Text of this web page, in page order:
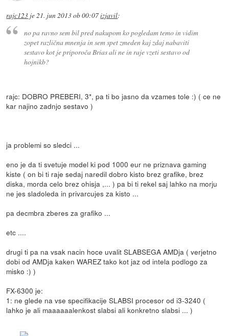
rajc123 je21. jun 2013 ob 00:07izjavil:
no pa ravno sem bil pred nakupom ko pogledam temo in vidim
zopet različna mnenja in sem spet zmeden kaj zdaj nabaviti
sestavo kot je priporoča Brias ali ne in raje vzeti sestavo od
hojnikb?
rajc: DOBRO PREBERI, 3*, pa ti bo jasno da vzames tole :) ( ce ne
kar najino zadnjo sestavo )
ja problemi so sledci ...
eno je da ti svetuje model ki pod 1000 eur ne priznava gaming
kiste ( on bi ti raje sedaj naredil dobro kisto brez grafike, brez
diska, morda celo brez ohisja ,... ) pa bi ti rekel saj lahko na morju
ne jes sladoleda in privarcujes za kisto ...
pa decmbra zberes za grafiko ...
etc ....
drugi ti pa na vsak nacin hoce uvalit SLABSEGA AMDja ( verjetno
dobi od AMDja kaken WAREZ tako kot jaz od intela podlogo za
misko :) )
FX-6300 je:
1: ne glede na vse specifikacije SLABSI procesor od i3-3240 (
lahko je ali maaaaaalenkost slabsi ali konkretno slabsi ... )